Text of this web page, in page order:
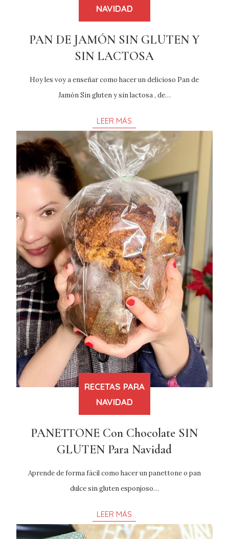
NAVIDAD
PAN DE JAMÓN SIN GLUTEN Y
SIN LACTOSA
Hoy les voy a enseñar como hacer un delicioso Pan de
Jamón Sin gluten y sin lactosa , de…
LEER MÁS
RECETAS PARA
NAVIDAD
PANETTONE Con Chocolate SIN
GLUTEN Para Navidad
Aprende de forma fácil como hacer un panettone o pan
dulce sin gluten esponjoso…
LEER MÁS